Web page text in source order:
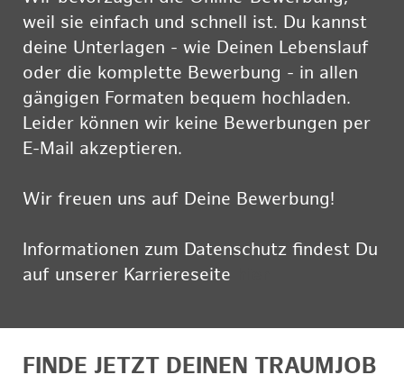
weil sie einfach und schnell ist. Du kannst
deine Unterlagen - wie Deinen Lebenslauf
oder die komplette Bewerbung - in allen
gängigen Formaten bequem hochladen.
Leider können wir keine Bewerbungen per
E-Mail akzeptieren.
Wir freuen uns auf Deine Bewerbung!
Informationen zum Datenschutz findest Du
auf unserer Karriereseite
FINDE JETZT DEINEN TRAUMJOB